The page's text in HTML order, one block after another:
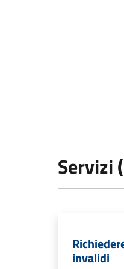
Servizi
invalidi